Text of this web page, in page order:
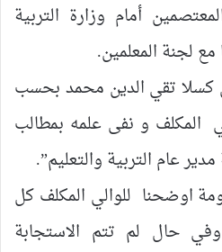
أمام وزارة التربية
مع لجنة المعلمين.
كسلا تقي الدين محمد بحسب
المكلف و نفى علمه بمطالب
عام التربية والتعليم”.
اوضحنا للوالي المكلف كل
حال لم تتم الاستجابة